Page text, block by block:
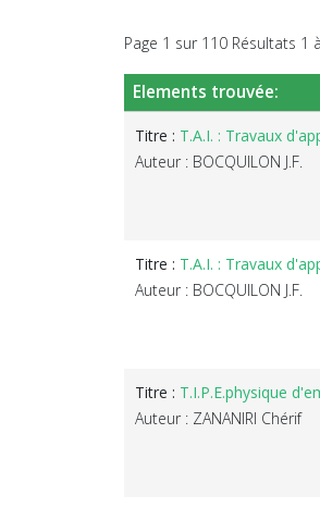
Page 1 sur 110 Résultats 1
Elements trouvée:
Titre : T.A.I. : Travaux
Auteur : BOCQUILON J.F.
Titre : T.A.I. : Travaux
Auteur : BOCQUILON J.F.
Titre : T.I.P.E.physique
Auteur : ZANANIRI Chérif